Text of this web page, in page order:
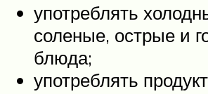
употреблять
соленые, острые и
блюда;
употреблять